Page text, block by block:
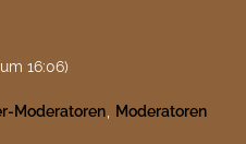
16:06)
Moderatoren Moderatoren